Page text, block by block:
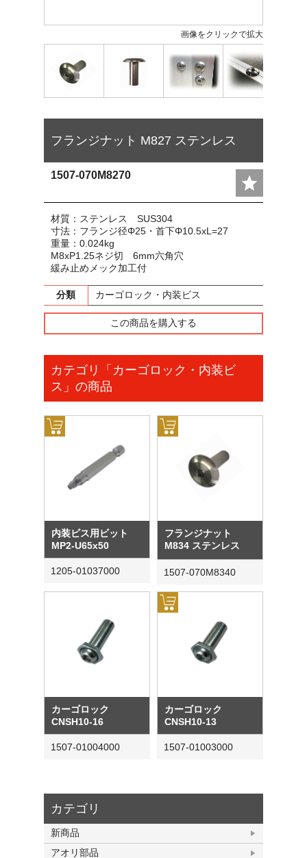
カテゴリ
新商品
アオリ部品
画像をクリックで拡大
フランジナット M827 ステンレス
1507-070M8270
材質：ステンレス SUS304
寸法：フランジ径Φ25・首下Φ10.5xL=27
重量：0.024kg
M8xP1.25ネジ切 6mm六角穴
緩み止めメック加工付
分類 カーゴロック・内装ビス
この商品を購入する
カテゴリ「カーゴロック・内装ビ
ス」の商品
内装ビス用ビット
MP2-U65x50
1205-01037000
フランジナット
M834 ステンレス
1507-070M8340
カーゴロック
CNSH10-16
1507-01004000
カーゴロック
CNSH10-13
1507-01003000